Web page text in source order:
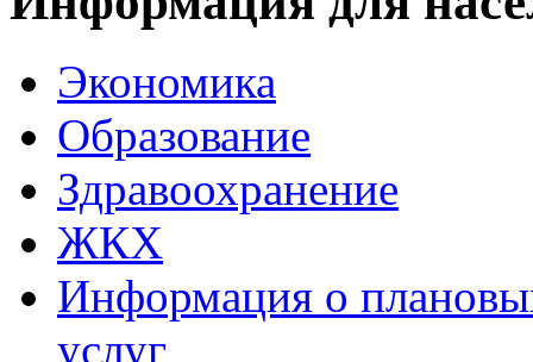
Экономика
Образование
Здравоохранение
ЖКХ
Информация о
услуг